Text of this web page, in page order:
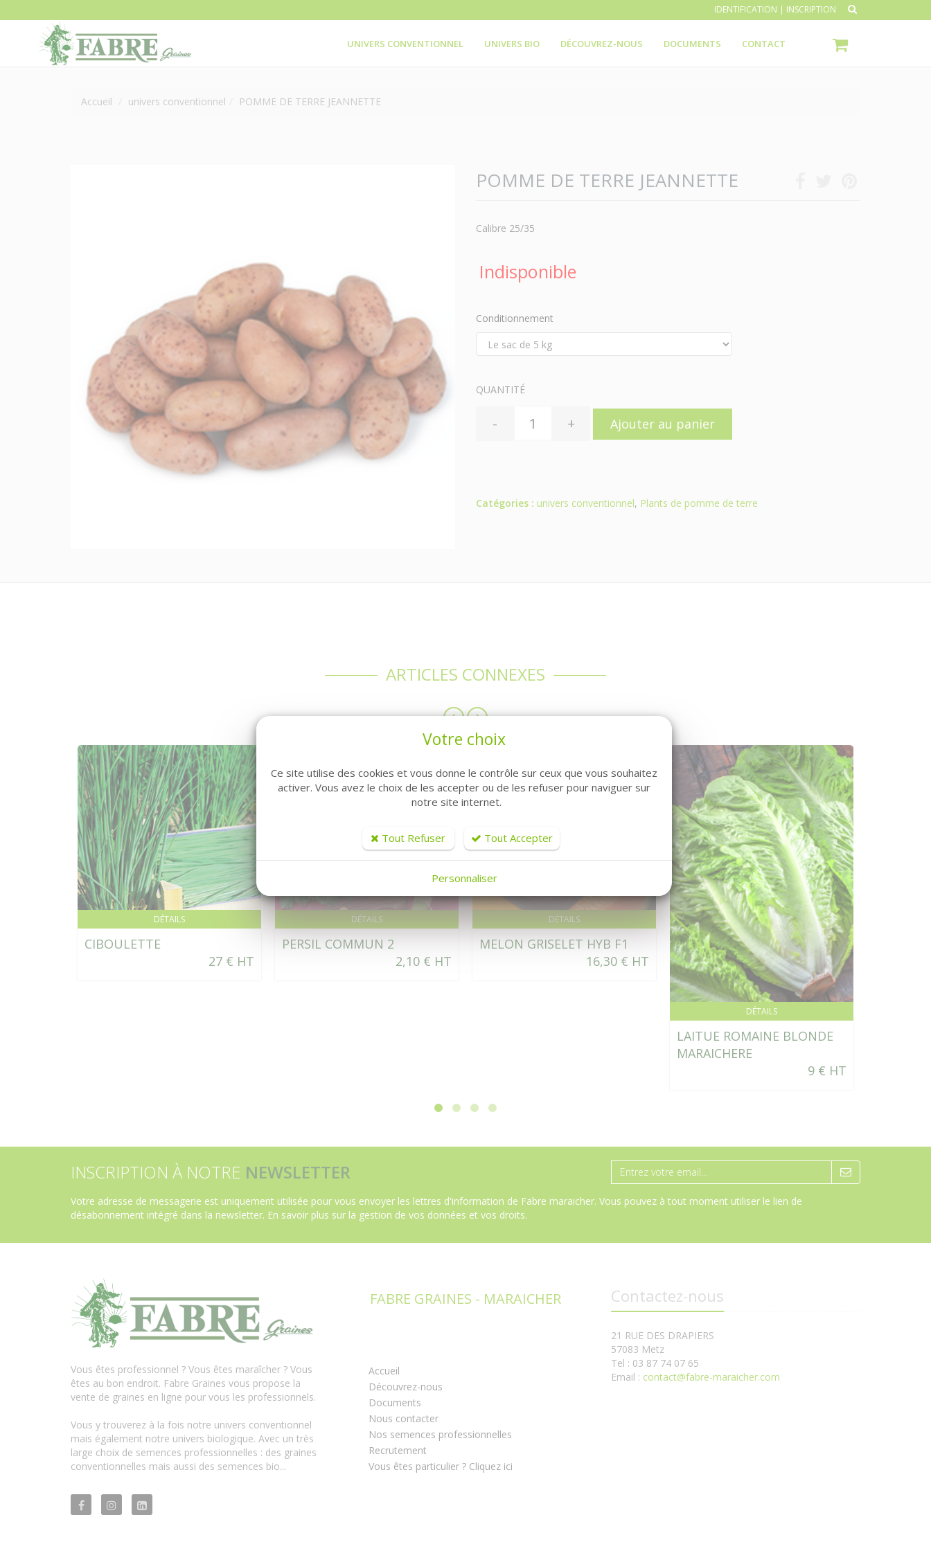
IDENTIFICATION | INSCRIPTION
UNIVERS CONVENTIONNEL UNIVERS BIO DÉCOUVREZ-NOUS DOCUMENTS CONTACT
Accueil univers conventionnel POMME DE TERRE JEANNETTE
POMME DE TERRE JEANNETTE
Calibre 25/35
Indisponible
Conditionnement
QUANTITÉ
- + Ajouter au panier
Catégories : univers conventionnel, Plants de pomme de terre
ARTICLES CONNEXES
DÉTAILS
CIBOULETTE
27 € HT
DÉTAILS
PERSIL COMMUN 2
2,10 € HT
DÉTAILS
MELON GRISELET HYB F1
16,30 € HT
DÉTAILS
LAITUE ROMAINE BLONDE
MARAICHERE
9 € HT
INSCRIPTION À NOTRE NEWSLETTER
Votre adresse de messagerie est uniquement utilisée pour vous envoyer les lettres d'information de Fabre maraicher. Vous pouvez à tout moment utiliser le lien de
désabonnement intégré dans la newsletter. En savoir plus sur la gestion de vos données et vos droits.
Vous êtes professionnel ? Vous êtes maraîcher ? Vous
êtes au bon endroit. Fabre Graines vous propose la
vente de graines en ligne pour vous les professionnels.
Vous y trouverez à la fois notre univers conventionnel
mais également notre univers biologique. Avec un très
large choix de semences professionnelles : des graines
conventionnelles mais aussi des semences bio...
FABRE GRAINES - MARAICHER
Accueil
Découvrez-nous
Documents
Nous contacter
Nos semences professionnelles
Recrutement
Vous êtes particulier ? Cliquez ici
Contactez-nous
21 RUE DES DRAPIERS
57083 Metz
Tel : 03 87 74 07 65
Email : contact@fabre-maraicher.com
Votre choix
Ce site utilise des cookies et vous donne le contrôle sur ceux que vous souhaitez
activer. Vous avez le choix de les accepter ou de les refuser pour naviguer sur
notre site internet.
Tout Refuser Tout Accepter
Personnaliser